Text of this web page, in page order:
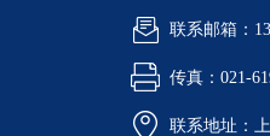
联系邮箱：
传真：021-
联系地址：